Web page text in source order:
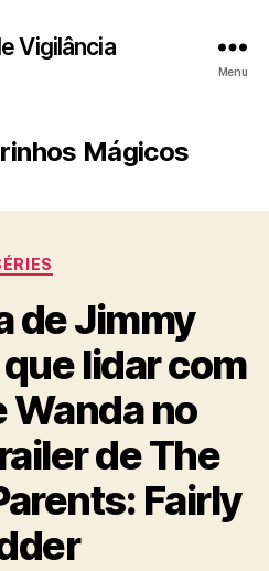
Vigilância
Menu
Mágicos
Categorias
de Jimmy
lidar com
Wanda no
de The
Fairly